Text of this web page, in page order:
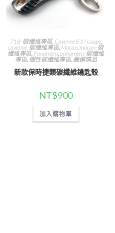
718-碳纖維專區, Cayenne E3 / coupe,
cayenne-碳纖維專區, Macan ,macan-碳
纖維專區, Panamera ,panamera-碳纖維
專區, 個性碳纖維專區, 嚴選精品
新款保時捷類碳纖維鑰匙殼
NT$900
加入購物車